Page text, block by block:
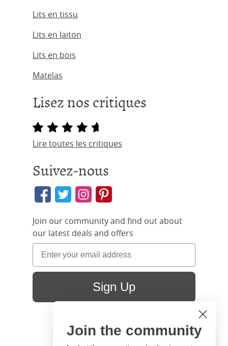
Lits en tissu
Lits en laiton
Lits en bois
Matelas
Lisez nos critiques
Lire toutes les critiques
Suivez-nous
Join our community and find out about
our latest deals and offers
Sign Up
Hi
Close
Join the community